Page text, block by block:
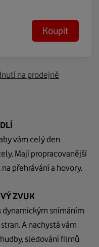
Koupit
na prodejně
vám celý den
Mají propracovanější
přehrávání a hovory.
ZVUK
dynamickým snímáním
A nachystá vám
sledování filmů